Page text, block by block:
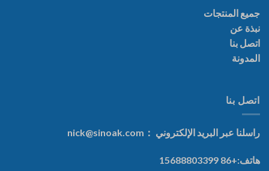
جميع المنتجات
نبذة عن
اتصل بنا
المدونة
اتصل بنا
راسلنا عبر البريد الإلكتروني ： nick@sinoak.com
هاتف:+86 15688803399